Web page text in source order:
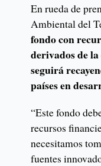
En rueda de
Ambiental del
fondo con
derivados de
seguirá
países en
“Este fondo
recursos
necesitamos
fuentes